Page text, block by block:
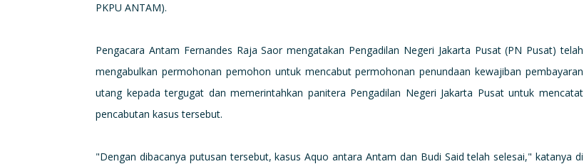
PKPU ANTAM).
Pengacara Antam Fernandes Raja Saor mengatakan Pengadilan Negeri Jakarta Pusat (PN Pusat) telah
mengabulkan permohonan pemohon untuk mencabut permohonan penundaan kewajiban pembayaran
utang kepada tergugat dan memerintahkan panitera Pengadilan Negeri Jakarta Pusat untuk mencatat
pencabutan kasus tersebut.
"Dengan dibacanya putusan tersebut, kasus Aquo antara Antam dan Budi Said telah selesai," katanya di